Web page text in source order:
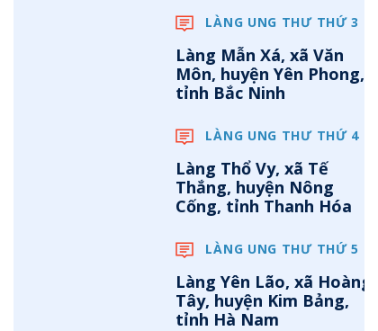
LÀNG UNG THƯ THỨ 5
Làng Yên Lão, xã Hoàng
Tây, huyện Kim Bảng,
tỉnh Hà Nam
LÀNG UNG THƯ THỨ 4
Làng Thổ Vy, xã Tế
Thắng, huyện Nông
Cống, tỉnh Thanh Hóa
LÀNG UNG THƯ THỨ 3
Làng Mẫn Xá, xã Văn
Môn, huyện Yên Phong,
tỉnh Bắc Ninh